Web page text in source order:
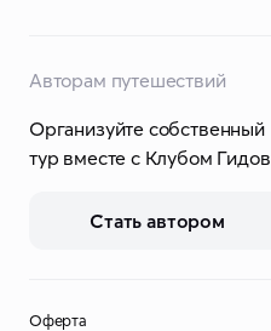
Авторам путешествий
Организуйте собственный
тур вместе с Клубом Гидов
Стать автором
Оферта